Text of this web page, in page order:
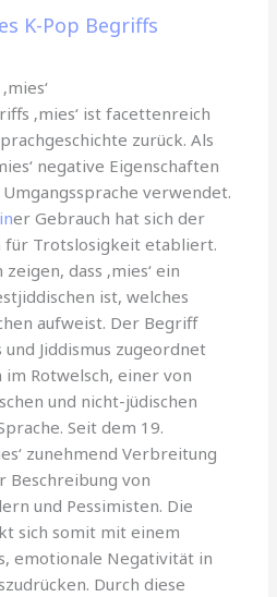
K-Pop Begriffs
‚mies‘ ist facettenreich
zurück. Als
negative Eigenschaften
verwendet.
er Gebrauch hat sich der
für Trotslosigkeit etabliert.
dass ‚mies‘ ein
ist, welches
aufweist. Der Begriff
Jiddismus zugeordnet
Rotwelsch, einer von
und nicht-jüdischen
Seit dem 19.
zunehmend Verbreitung
Beschreibung von
und Pessimisten. Die
sich somit mit einem
emotionale Negativität in
Durch diese